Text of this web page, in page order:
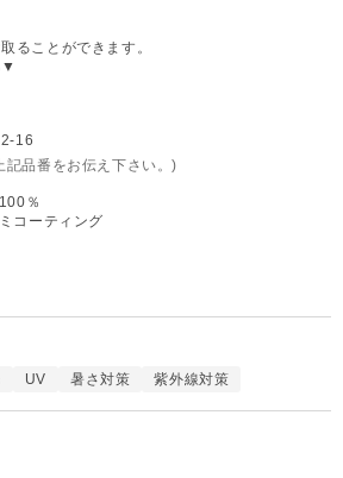
ることができます。
▼
16
品番をお伝え下さい。)
100％
コーティング
UV 暑さ対策 紫外線対策